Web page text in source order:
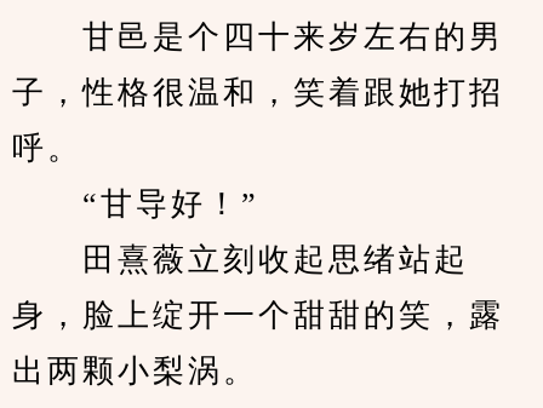
甘邑是个四十来岁左右的男
子，性格很温和，笑着跟她打招
呼。
“甘导好！”
田熹薇立刻收起思绪站起
身，脸上绽开一个甜甜的笑，露
出两颗小梨涡。